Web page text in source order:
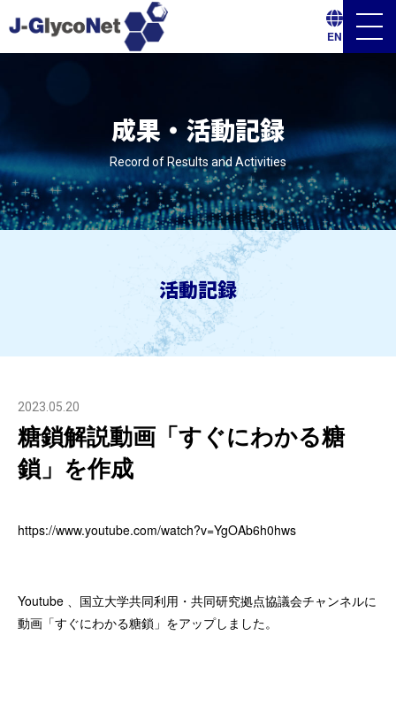
EN
ニ
ュ
成果・活動記録
Record of Results and Activities
活動記録
2023.05.20
糖鎖解説動画「すぐにわかる糖
鎖」を作成
https://www.youtube.com/watch?v=YgOAb6h0hws
Youtube 、国立大学共同利用・共同研究拠点協議会チャンネルに
動画「すぐにわかる糖鎖」をアップしました。